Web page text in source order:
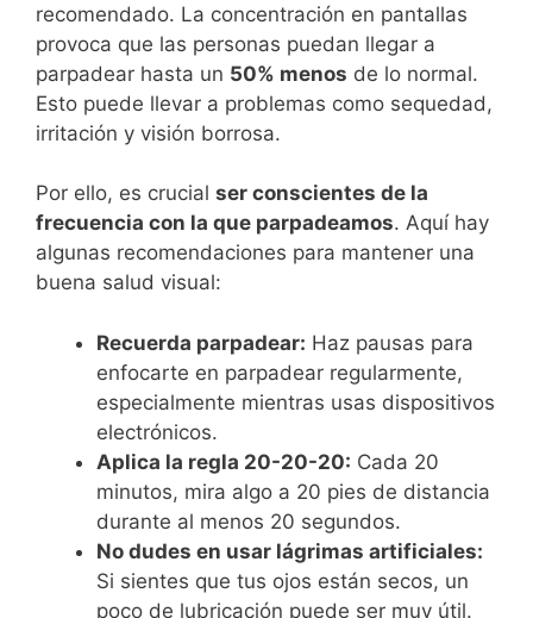
recomendado. La concentración en pantallas
provoca que las personas puedan llegar a
parpadear hasta un 50% menos de lo normal.
Esto puede llevar a problemas como sequedad,
irritación y visión borrosa.
Por ello, es crucial ser conscientes de la
frecuencia con la que parpadeamos. Aquí hay
algunas recomendaciones para mantener una
buena salud visual:
Recuerda parpadear: Haz pausas para
enfocarte en parpadear regularmente,
especialmente mientras usas dispositivos
electrónicos.
Aplica la regla 20-20-20: Cada 20
minutos, mira algo a 20 pies de distancia
durante al menos 20 segundos.
No dudes en usar lágrimas artificiales:
Si sientes que tus ojos están secos, un
poco de lubricación puede ser muy útil.